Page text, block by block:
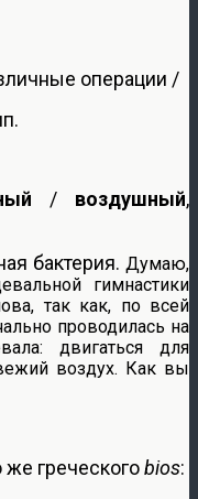
операции /
/ воздушный,
бактерия.Думаю,
гимнастики
так как, по всей
проводилась на
двигаться для
воздух. Как вы
же греческогоbios: